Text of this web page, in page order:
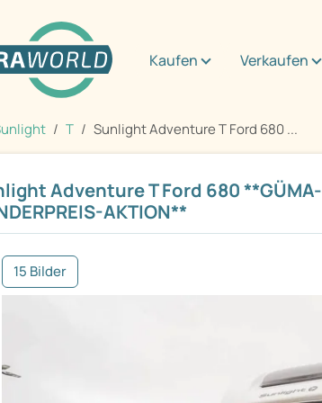
Kaufen Verkaufen
T Sunlight Adventure T Ford 680 ...
Adventure T Ford 680 **GÜMA-
AKTION**
15 Bilder